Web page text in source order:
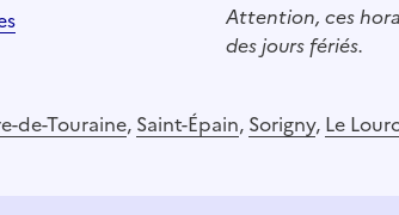
Attention, ces
des jours fériés.
de-Touraine, Saint-Épain, Sorigny, Le